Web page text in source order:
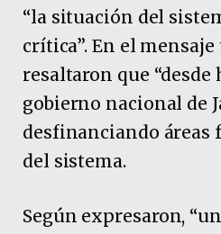
“la situación del
crítica”. En el
resaltaron que “desde
gobierno nacional de
desfinanciando áreas
del sistema.
Según expresaron,